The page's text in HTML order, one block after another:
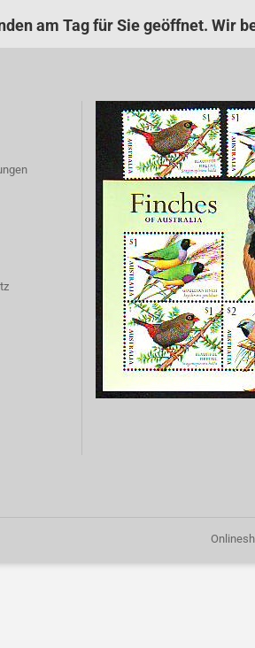
am Tag für Sie geöffnet. Wir